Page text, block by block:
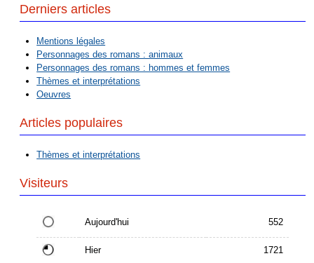
Derniers articles
Mentions légales
Personnages des romans : animaux
Personnages des romans : hommes et femmes
Thèmes et interprétations
Oeuvres
Articles populaires
Thèmes et interprétations
Visiteurs
Aujourd'hui 552
Hier 1721